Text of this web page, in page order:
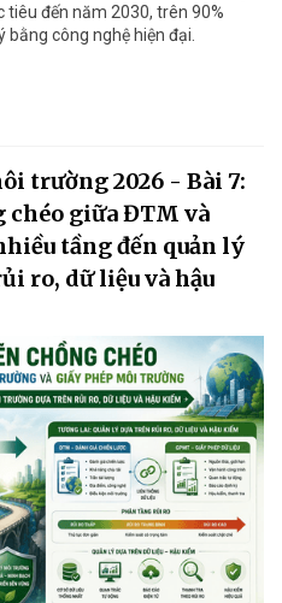
tiêu đến năm 2030, trên 90%
công nghệ hiện đại.
trường 2026 - Bài 7:
chéo giữa ĐTM và
tầng đến quản lý
ro, dữ liệu và hậu